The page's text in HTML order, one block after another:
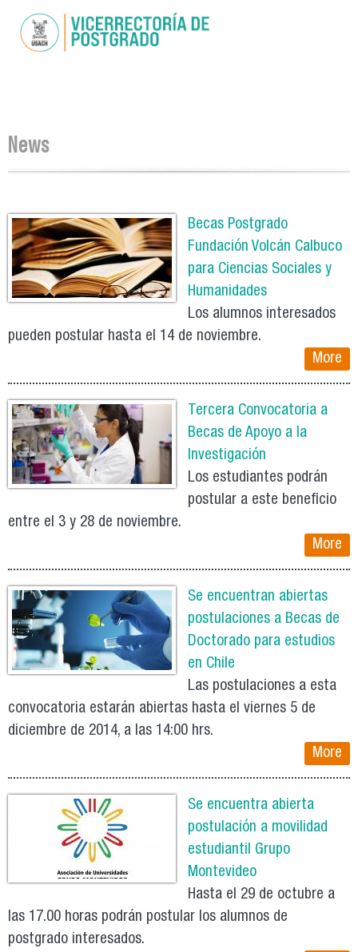
main
You are here
News
Becas Postgrado
Fundación Volcán Calbuco
para Ciencias Sociales y
Humanidades
Los alumnos interesados
pueden postular hasta el 14 de noviembre.
More
Tercera Convocatoria a
Becas de Apoyo a la
Investigación
Los estudiantes podrán
postular a este beneficio
entre el 3 y 28 de noviembre.
More
Se encuentran abiertas
postulaciones a Becas de
Doctorado para estudios
en Chile
Las postulaciones a esta
convocatoria estarán abiertas hasta el viernes 5 de
diciembre de 2014, a las 14:00 hrs.
More
Se encuentra abierta
postulación a movilidad
estudiantil Grupo
Montevideo
Hasta el 29 de octubre a
las 17.00 horas podrán postular los alumnos de
postgrado interesados.
Pages